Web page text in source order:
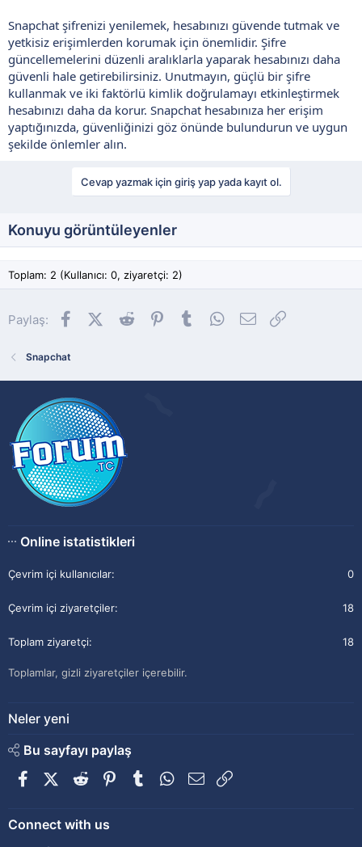
Snapchat şifrenizi yenilemek, hesabınızı güvende tutmak ve
yetkisiz erişimlerden korumak için önemlidir. Şifre
güncellemelerini düzenli aralıklarla yaparak hesabınızı daha
güvenli hale getirebilirsiniz. Unutmayın, güçlü bir şifre
kullanmak ve iki faktörlü kimlik doğrulamayı etkinleştirmek
hesabınızı daha da korur. Snapchat hesabınıza her erişim
yaptığınızda, güvenliğinizi göz önünde bulundurun ve uygun
şekilde önlemler alın.
Cevap yazmak için giriş yap yada kayıt ol.
Konuyu görüntüleyenler
Toplam: 2 (Kullanıcı: 0, ziyaretçi: 2)
Paylaş: FacebookX (Twitter)
Reddit Pinterest
Tumblr WhatsApp
E-posta
Snapchat
Online istatistikleri
Çevrim içi kullanıcılar 0
Çevrim içi ziyaretçiler 18
Toplam ziyaretçi 18
Toplamlar, gizli ziyaretçiler içerebilir.
Neler yeni
Bu sayfayı paylaş
FacebookX (Twitter)
Reddit PinterestTumblrWhatsApp
E-posta
Connect with us